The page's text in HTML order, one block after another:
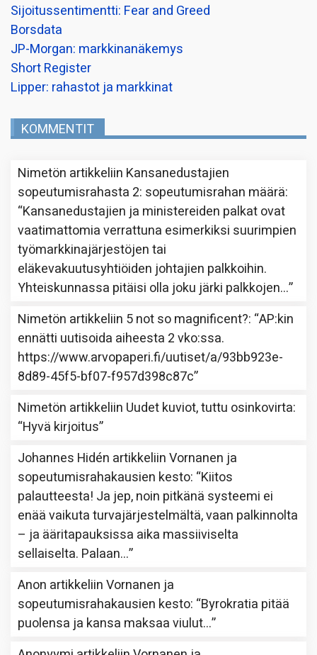
Sijoitussentimentti: Fear and Greed
Borsdata
JP-Morgan: markkinanäkemys
Short Register
Lipper: rahastot ja markkinat
KOMMENTIT
Nimetön artikkeliin Kansanedustajien
sopeutumisrahasta 2: sopeutumisrahan määrä:
“Kansanedustajien ja ministereiden palkat ovat
vaatimattomia verrattuna esimerkiksi suurimpien
työmarkkinajärjestöjen tai
eläkevakuutusyhtiöiden johtajien palkkoihin.
Yhteiskunnassa pitäisi olla joku järki palkkojen…”
Nimetön artikkeliin 5 not so magnificent?: “AP:kin
ennätti uutisoida aiheesta 2 vko:ssa.
https://www.arvopaperi.fi/uutiset/a/93bb923e-
8d89-45f5-bf07-f957d398c87c”
Nimetön artikkeliin Uudet kuviot, tuttu osinkovirta:
“Hyvä kirjoitus”
Johannes Hidén artikkeliinVornanen ja
sopeutumisrahakausien kesto: “Kiitos
palautteesta! Ja jep, noin pitkänä systeemi ei
enää vaikuta turvajärjestelmältä, vaan palkinnolta
– ja ääritapauksissa aika massiiviselta
sellaiselta. Palaan…”
Anon artikkeliinVornanen ja
sopeutumisrahakausien kesto: “Byrokratia pitää
puolensa ja kansa maksaa viulut…”